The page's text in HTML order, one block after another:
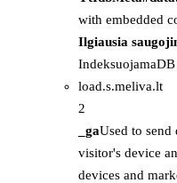
with embedded
Ilgiausia
IndeksuojamaDB
load.s.meliva.lt
2
_gaUsed to send
visitor's device
devices and